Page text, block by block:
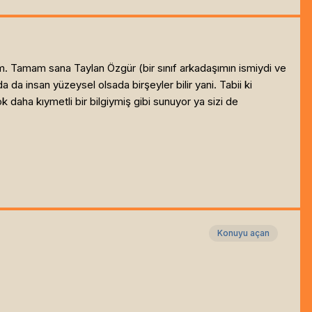
sana Taylan Özgür (bir sınıf arkadaşımın ismiydi ve
da insan yüzeysel olsada birşeyler bilir yani. Tabii ki
daha kıymetli bir bilgiymiş gibi sunuyor ya sizi de
Konuyu açan